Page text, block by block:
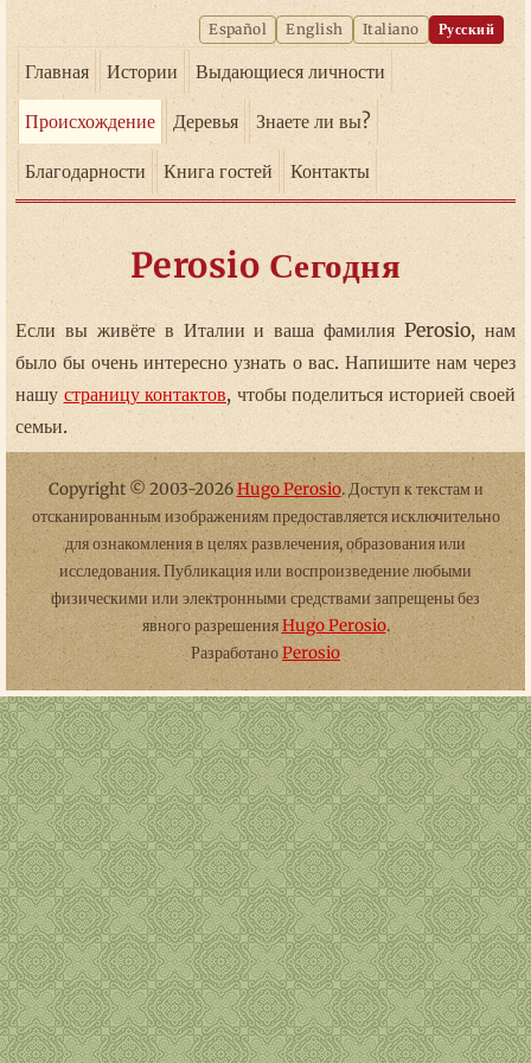
Español English Italiano Русский
Главная Истории Выдающиеся личности
Происхождение Деревья Знаете ли вы?
Благодарности Книга гостей Контакты
Perosio Сегодня
Если вы живёте в Италии и ваша фамилия Perosio, нам
было бы очень интересно узнать о вас. Напишите нам через
нашу страницу контактов, чтобы поделиться историей своей
семьи.
Copyright © 2003-2026Hugo Perosio. Доступ к текстам и
отсканированным изображениям предоставляется исключительно
для ознакомления в целях развлечения, образования или
исследования. Публикация или воспроизведение любыми
физическими или электронными средствами запрещены без
явного разрешенияHugo Perosio.
РазработаноPerosio